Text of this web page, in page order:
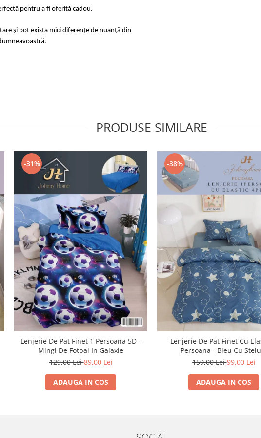
pentru a fi oferită cadou.
și pot exista mici diferențe de nuanță din
PRODUSE SIMILARE
-31%
Lenjerie De Pat Finet 1 Persoana 5D -
Mingi De Fotbal In Galaxie
129,00 Lei89,00 Lei
ADAUGA IN COS
-38%
Lenjerie De Pat Finet Cu
Persoana - Bleu Cu
159,00 Lei99,00 Lei
ADAUGA IN COS